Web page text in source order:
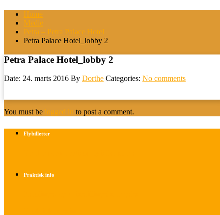
Home
Medie
Petra – Petra Palace Hotel
Petra Palace Hotel_lobby 2
Petra Palace Hotel_lobby 2
Date: 24. marts 2016 By Dorthe Categories: No comments
You must be logged in to post a comment.
Flybilletter
Praktisk info